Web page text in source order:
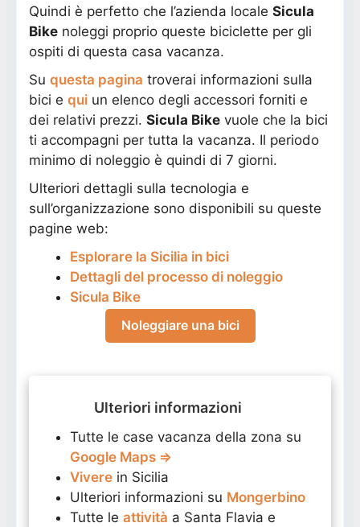
Quindi è perfetto che l’azienda locale Sicula
Bike noleggi proprio queste biciclette per gli
ospiti di questa casa vacanza.
Su questa pagina troverai informazioni sulla
bici e qui un elenco degli accessori forniti e
dei relativi prezzi. Sicula Bike vuole che la bici
ti accompagni per tutta la vacanza. Il periodo
minimo di noleggio è quindi di 7 giorni.
Ulteriori dettagli sulla tecnologia e
sull’organizzazione sono disponibili su queste
pagine web:
Esplorare la Sicilia in bici
Dettagli del processo di noleggio
Sicula Bike
Noleggiare una bici
Ulteriori informazioni
Tutte le case vacanza della zona su
Google Maps ⇒
Vivere in Sicilia
Ulteriori informazioni su Mongerbino
Tutte le attività a Santa Flavia e